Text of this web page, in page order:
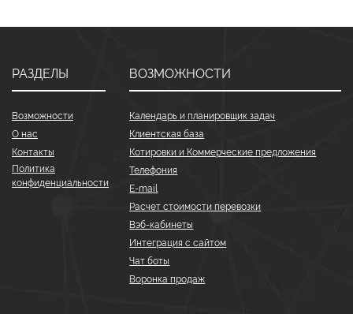
РАЗДЕЛЫ
Возможности
О нас
Контакты
Политика
конфиденциальности
ВОЗМОЖНОСТИ
Календарь и планировщик задач
Клиентская база
Котировки и Коммерческие предложения
Телефония
E-mail
Расчет стоимости перевозки
Вэб-кабинеты
Интеграция с сайтом
Чат боты
Воронка продаж